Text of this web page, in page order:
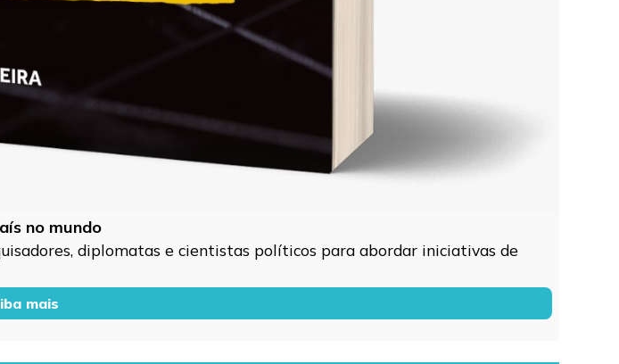
no mundo
diplomatas e cientistas políticos para abordar iniciativas de
mais